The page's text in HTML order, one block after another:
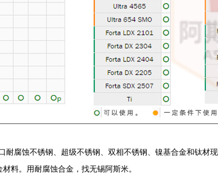
腐蚀不锈钢、超级不锈钢、双相不锈钢、镍基合金和钛材
料。用耐腐蚀合金，找无锡阿斯米。